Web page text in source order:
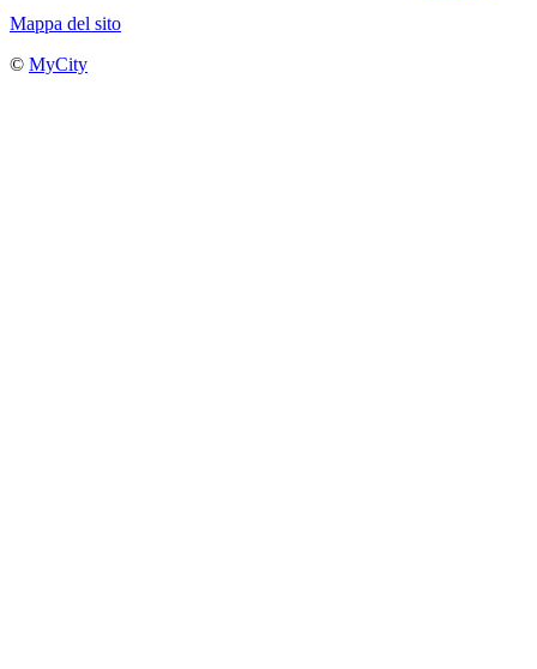
Mappa del sito
© MyCity